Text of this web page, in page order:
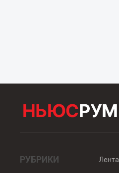
РУБРИКИ
Лента